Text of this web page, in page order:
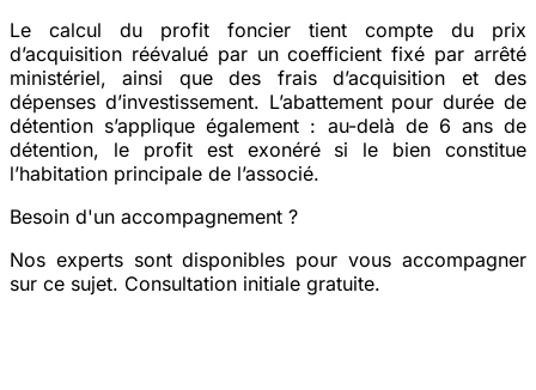
Le calcul du profit foncier tient compte du prix
d’acquisition réévalué par un coefficient fixé par arrêté
ministériel, ainsi que des frais d’acquisition et des
dépenses d’investissement. L’abattement pour durée de
détention s’applique également : au-delà de 6 ans de
détention, le profit est exonéré si le bien constitue
l’habitation principale de l’associé.
Besoin d'un accompagnement ?
Nos experts sont disponibles pour vous accompagner
sur ce sujet. Consultation initiale gratuite.